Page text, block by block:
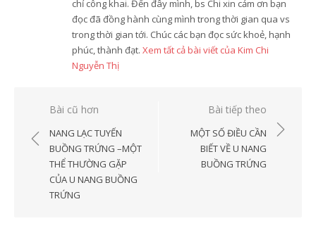
chỉ công khai. Đến đây mình, bs Chi xin cảm ơn bạn
đọc đã đồng hành cùng mình trong thời gian qua vs
trong thời gian tới. Chúc các bạn đọc sức khoẻ, hạnh
phúc, thành đạt. Xem tất cả bài viết của Kim Chi
Nguyễn Thị
Điều
hướng
bài
viết
Bài cũ hơn
NANG LẠC TUYẾN
BUỒNG TRỨNG –MỘT
THỂ THƯỜNG GẶP
CỦA U NANG BUỒNG
TRỨNG
Bài tiếp theo
MỘT SỐ ĐIỀU CẦN
BIẾT VỀ U NANG
BUỒNG TRỨNG